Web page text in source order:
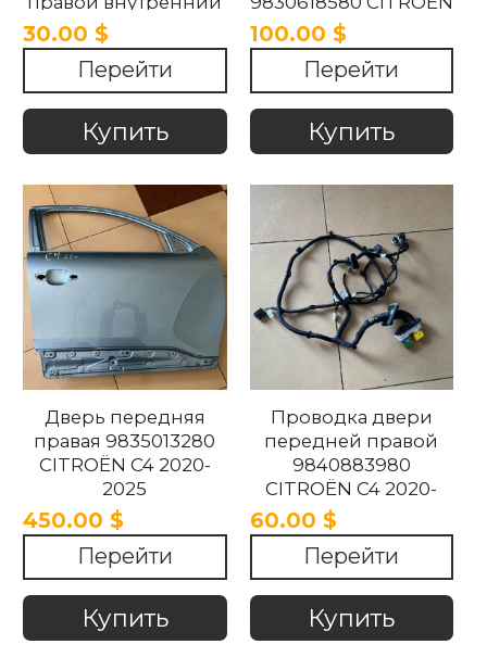
9334H5 CITROËN C4
2020-2025
30.00 $
Перейти
Купить
C4 2020-2025
100.00 $
Перейти
Купить
Дверь передняя
правая 9835013280
CITROËN C4 2020-
2025
450.00 $
Перейти
Купить
Проводка двери
передней правой
9840883980
CITROËN C4 2020-
2025
60.00 $
Перейти
Купить